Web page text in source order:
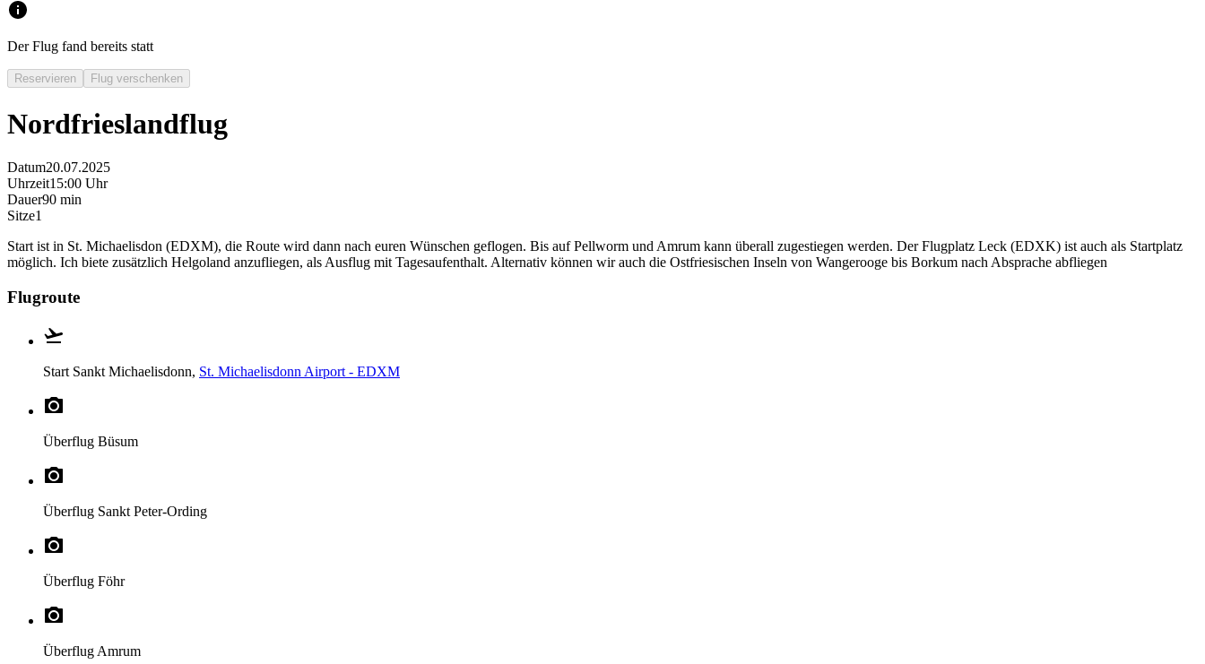
Der Flug fand bereits statt
Reservieren Flug verschenken
Nordfrieslandflug
Datum20.07.2025
Uhrzeit15:00 Uhr
Dauer90 min
Sitze1
Start ist in St. Michaelisdon (EDXM), die Route wird dann nach euren Wünschen geflogen. Bis auf Pellworm und Amrum kann überall zugestiegen werden. Der Flugplatz Leck (EDXK) ist auch als Startplatz
möglich. Ich biete zusätzlich Helgoland anzufliegen, als Ausflug mit Tagesaufenthalt. Alternativ können wir auch die Ostfriesischen Inseln von Wangerooge bis Borkum nach Absprache abfliegen
Flugroute
Start Sankt Michaelisdonn, St. Michaelisdonn Airport - EDXM
Überflug Büsum
Überflug Sankt Peter-Ording
Überflug Föhr
Überflug Amrum